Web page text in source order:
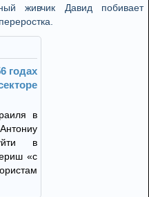
живчик Давид побивает
годах
в
в
«с